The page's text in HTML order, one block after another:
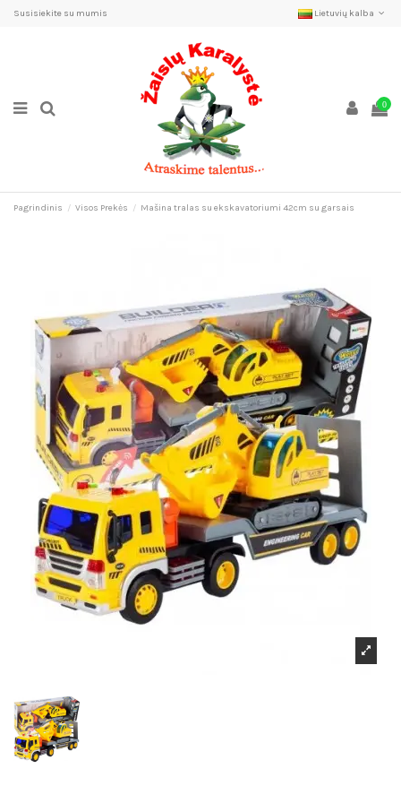
Susisiekite su mumis Lietuvių kalba
0
Pagrindinis Visos Prekės Mašina tralas su ekskavatoriumi 42cm su garsais